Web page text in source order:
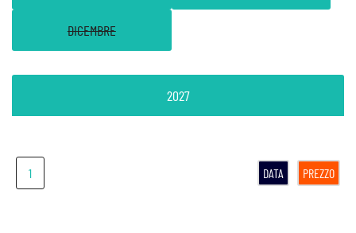
1 DATA PREZZO
DICEMBRE
2027